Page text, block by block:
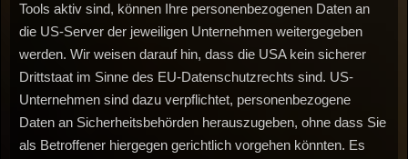
Tools aktiv sind, können Ihre personenbezogenen Daten an
die US-Server der jeweiligen Unternehmen weitergegeben
werden. Wir weisen darauf hin, dass die USA kein sicherer
Drittstaat im Sinne des EU-Datenschutzrechts sind. US-
Unternehmen sind dazu verpflichtet, personenbezogene
Daten an Sicherheitsbehörden herauszugeben, ohne dass Sie
als Betroffener hiergegen gerichtlich vorgehen könnten. Es